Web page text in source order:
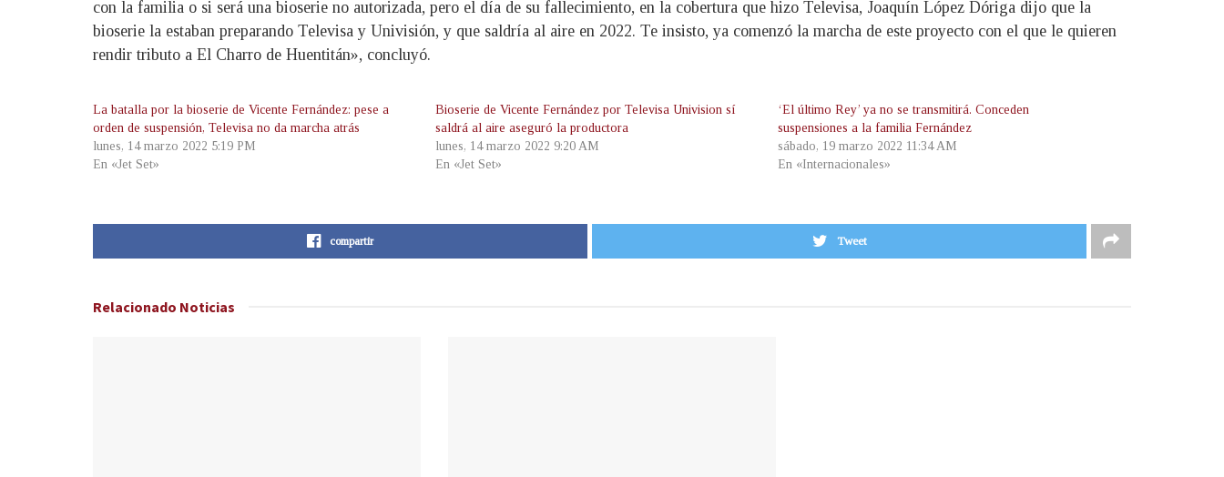
con la familia o si será una bioserie no autorizada, pero el día de su fallecimiento, en la cobertura que hizo Televisa, Joaquín López Dóriga dijo que la
bioserie la estaban preparando Televisa y Univisión, y que saldría al aire en 2022. Te insisto, ya comenzó la marcha de este proyecto con el que le quieren
rendir tributo a El Charro de Huentitán», concluyó.
La batalla por la bioserie de Vicente Fernández: pese a
orden de suspensión, Televisa no da marcha atrás
lunes, 14 marzo 2022 5:19 PM
En «Jet Set»
Bioserie de Vicente Fernández por Televisa Univision sí
saldrá al aire aseguró la productora
lunes, 14 marzo 2022 9:20 AM
En «Jet Set»
‘El último Rey’ ya no se transmitirá. Conceden
suspensiones a la familia Fernández
sábado, 19 marzo 2022 11:34 AM
En «Internacionales»
compartir Tweet
Relacionado Noticias